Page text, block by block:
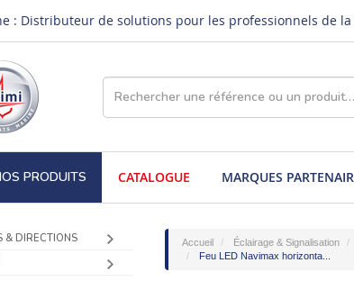
: Distributeur de solutions pour les professionnels de
PRODUITS CATALOGUE MARQUES
& DIRECTIONS
Accueil Éclairage & Signalisation
Feu LED Navimax horizonta...